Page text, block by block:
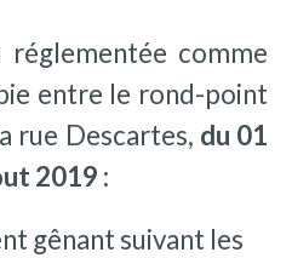
comme
entre le rond-point
rue Descartes, du 01
2019 :
gênant suivant les